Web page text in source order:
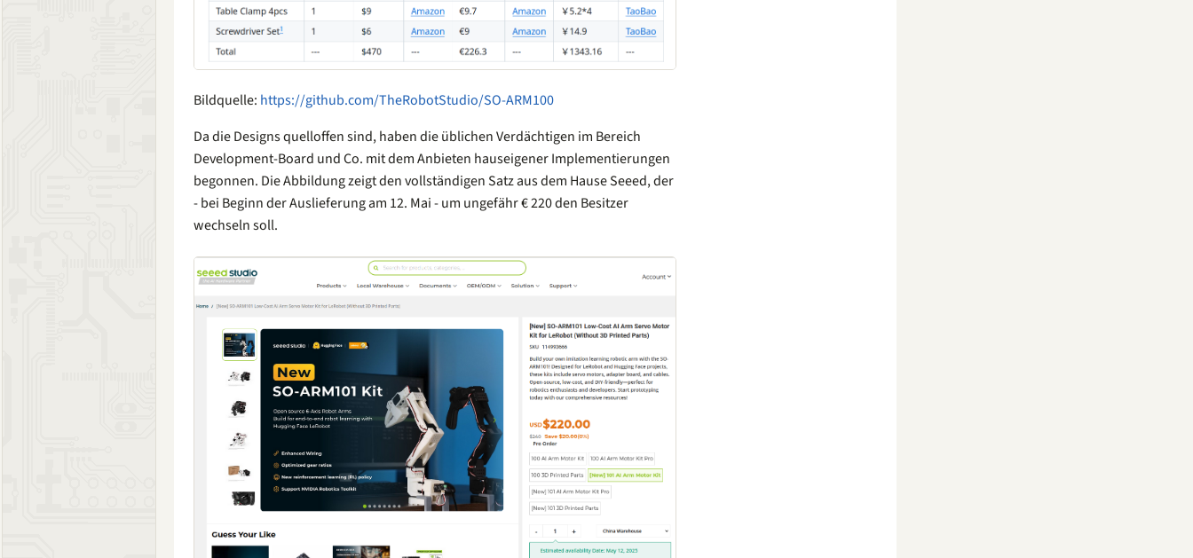
Bildquelle: https://github.com/TheRobotStudio/SO-ARM100
Da die Designs quelloffen sind, haben die üblichen Verdächtigen im Bereich
Development-Board und Co. mit dem Anbieten hauseigener Implementierungen
begonnen. Die Abbildung zeigt den vollständigen Satz aus dem Hause Seeed, der
- bei Beginn der Auslieferung am 12. Mai - um ungefähr € 220 den Besitzer
wechseln soll.